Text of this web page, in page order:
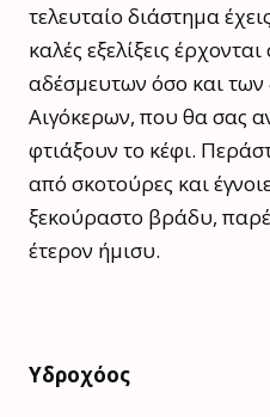
τελευταίο διάστημα
καλές εξελίξεις
αδέσμευτων όσο και
Αιγόκερων, που θα σας
φτιάξουν το κέφι.
από σκοτούρες και
ξεκούραστο βράδυ,
έτερον ήμισυ.
Υδροχόος